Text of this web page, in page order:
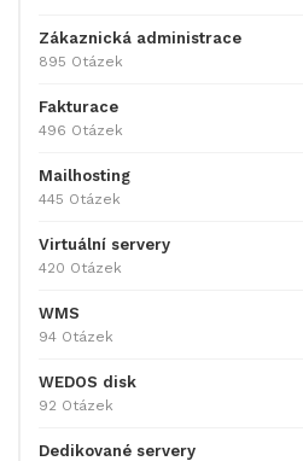
Zákaznická administrace
895 Otázek
Fakturace
496 Otázek
Mailhosting
445 Otázek
Virtuální servery
420 Otázek
WMS
94 Otázek
WEDOS disk
92 Otázek
Dedikované servery